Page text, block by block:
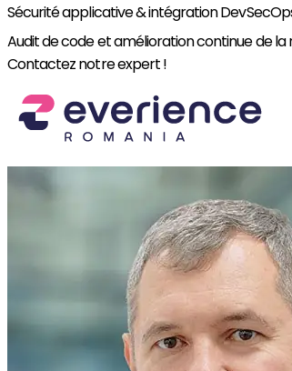
Sécurité applicative & intégration
Audit de code et amélioration continue de
Contactez notre expert !